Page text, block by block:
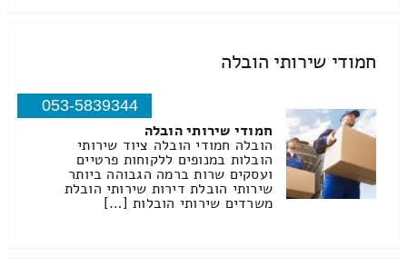
חמודי שירותי הובלה
053-5839344
חמודי שירותי הובלה
הובלה חמודי הובלה ציוד שירותי
הובלות במנופים ללקוחות פרטיים
ועסקים שרות ברמה הגבוהה ביותר
שירותי הובלת דירות שירותי הובלת
משרדים שירותי הובלות […]